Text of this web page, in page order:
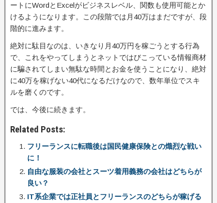
ートにWordとExcelがビジネスレベル、関数も使用可能とか
けるようになります。この段階では月40万はまだですが、段
階的に進みます。
絶対に駄目なのは、いきなり月40万円を稼ごうとする行為
で、これをやってしまうとネットではびこっている情報商材
に騙されてしまい無駄な時間とお金を使うことになり、絶対
に40万を稼げない40代になるだけなので、数年単位でスキ
ルを磨くのです。
では、今後に続きます。
Related Posts:
フリーランスに転職後は国民健康保険との熾烈な戦い
に！
自由な服装の会社とスーツ着用義務の会社はどちらが
良い？
IT系企業では正社員とフリーランスのどちらが稼げる